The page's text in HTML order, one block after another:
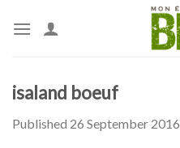
isaland boeuf
Published 26 September 2016